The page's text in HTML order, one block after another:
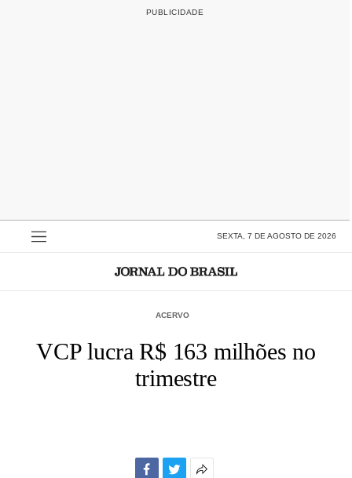
SEXTA, 7 DE AGOSTO DE 2026
ACERVO
VCP lucra R$ 163 milhões no
trimestre